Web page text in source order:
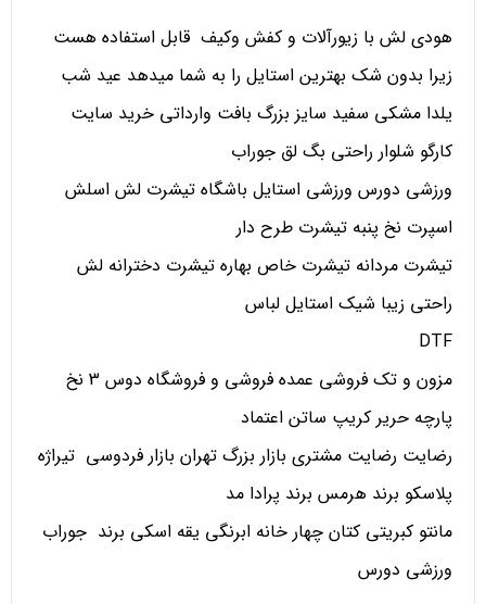
هودی لش با زیورآلات و کفش وکیف قابل استفاده هست
زیرا بدون شک بهترین استایل را به شما میدهد عید شب
یلدا مشکی سفید سایز بزرگ بافت وارداتی خرید سایت
کارگو شلوار راحتی بگ لق جوراب
ورزشی دورس ورزشی استایل باشگاه تیشرت لش اسلش
اسپرت نخ پنبه تیشرت طرح دار
تیشرت مردانه تیشرت خاص بهاره تیشرت دخترانه لش
راحتی زیبا شیک استایل لباس
DTF
مزون و تک فروشی عمده فروشی و فروشگاه دوس 3 نخ
پارچه حریر کریپ ساتن اعتماد
رضایت رضایت مشتری بازار بزرگ تهران بازار فردوسی تیراژه
پلاسکو برند هرمس برند پرادا مد
مانتو کبریتی کتان چهار خانه ابرنگی یقه اسکی برند جوراب
ورزشی دورس